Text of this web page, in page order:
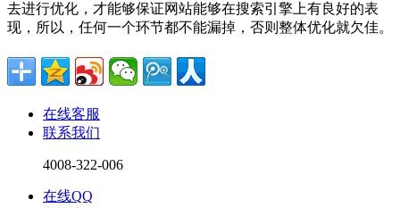
去进行优化，才能够保证网站能够在搜索引擎上有良好的表
现，所以，任何一个环节都不能漏掉，否则整体优化就欠佳。
在线客服
联系我们
4008-322-006
在线QQ